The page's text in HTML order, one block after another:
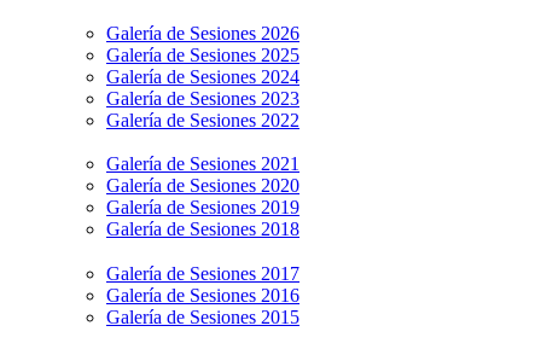
Galería de Sesiones 2026
Galería de Sesiones 2025
Galería de Sesiones 2024
Galería de Sesiones 2023
Galería de Sesiones 2022
Galería de Sesiones 2021
Galería de Sesiones 2020
Galería de Sesiones 2019
Galería de Sesiones 2018
Galería de Sesiones 2017
Galería de Sesiones 2016
Galería de Sesiones 2015